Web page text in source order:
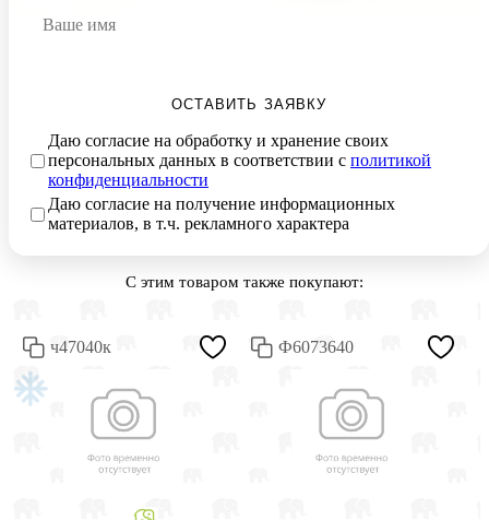
ОСТАВИТЬ ЗАЯВКУ
Даю согласие на обработку и хранение своих
персональных данных в соответствии с политикой
конфиденциальности
Даю согласие на получение информационных
материалов, в т.ч. рекламного характера
С этим товаром также покупают:
ч47040к Ф6073640